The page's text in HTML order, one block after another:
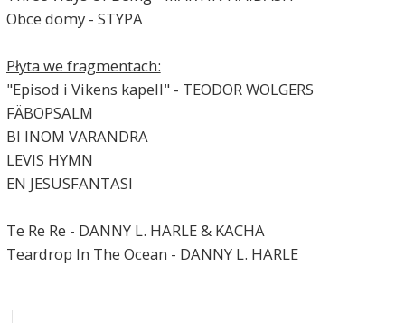
Obce domy - STYPA
Płyta we fragmentach:
"Episod i Vikens kapell" - TEODOR WOLGERS
FÄBOPSALM
BI INOM VARANDRA
LEVIS HYMN
EN JESUSFANTASI
Te Re Re - DANNY L. HARLE & KACHA
Teardrop In The Ocean - DANNY L. HARLE